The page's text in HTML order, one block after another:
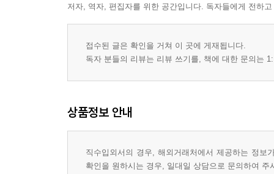
저자, 역자, 편집자를 위한 공간입니다. 독자들에게 전하
접수된 글은 확인을 거쳐 이 곳에 게재됩니다.
독자 분들의 리뷰는 리뷰 쓰기를, 책에 대한 문의는
상품정보 안내
직수입외서의 경우, 해외거래처에서 제공하는 정
확인을 원하시는 경우, 일대일 상담으로 문의하여 주